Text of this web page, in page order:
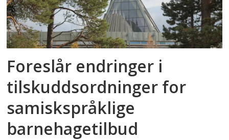
Foreslår endringer i
tilskuddsordninger for
samiskspråklige
barnehagetilbud